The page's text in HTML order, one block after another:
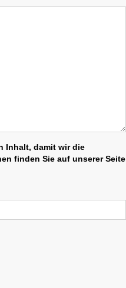
Inhalt, damit wir die
finden Sie auf unserer Seite